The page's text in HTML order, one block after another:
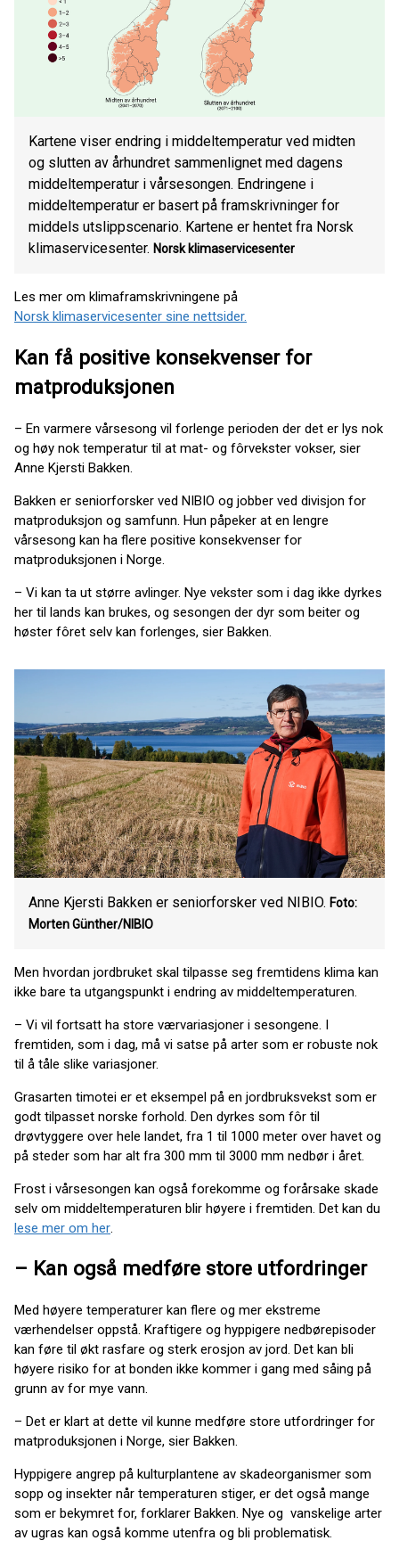
Kartene viser endring i middeltemperatur ved midten
og slutten av århundret sammenlignet med dagens
middeltemperatur i vårsesongen. Endringene i
middeltemperatur er basert på framskrivninger for
middels utslippscenario. Kartene er hentet fra Norsk
klimaservicesenter. Norsk klimaservicesenter
Les mer om klimaframskrivningene på
Norsk klimaservicesenter sine nettsider.
Kan få positive konsekvenser for
matproduksjonen
– En varmere vårsesong vil forlenge perioden der det er lys nok
og høy nok temperatur til at mat- og fôrvekster vokser, sier
Anne Kjersti Bakken.
Bakken er seniorforsker ved NIBIO og jobber ved divisjon for
matproduksjon og samfunn. Hun påpeker at en lengre
vårsesong kan ha flere positive konsekvenser for
matproduksjonen i Norge.
– Vi kan ta ut større avlinger. Nye vekster som i dag ikke dyrkes
her til lands kan brukes, og sesongen der dyr som beiter og
høster fôret selv kan forlenges, sier Bakken.
Anne Kjersti Bakken er seniorforsker ved NIBIO. Foto:
Morten Günther/NIBIO
Men hvordan jordbruket skal tilpasse seg fremtidens klima kan
ikke bare ta utgangspunkt i endring av middeltemperaturen.
– Vi vil fortsatt ha store værvariasjoner i sesongene. I
fremtiden, som i dag, må vi satse på arter som er robuste nok
til å tåle slike variasjoner.
Grasarten timotei er et eksempel på en jordbruksvekst som er
godt tilpasset norske forhold. Den dyrkes som fôr til
drøvtyggere over hele landet, fra 1 til 1000 meter over havet og
på steder som har alt fra 300 mm til 3000 mm nedbør i året.
Frost i vårsesongen kan også forekomme og forårsake skade
selv om middeltemperaturen blir høyere i fremtiden. Det kan du
lese mer om her.
– Kan også medføre store utfordringer
Med høyere temperaturer kan flere og mer ekstreme
værhendelser oppstå. Kraftigere og hyppigere nedbørepisoder
kan føre til økt rasfare og sterk erosjon av jord. Det kan bli
høyere risiko for at bonden ikke kommer i gang med såing på
grunn av for mye vann.
– Det er klart at dette vil kunne medføre store utfordringer for
matproduksjonen i Norge, sier Bakken.
Hyppigere angrep på kulturplantene av skadeorganismer som
sopp og insekter når temperaturen stiger, er det også mange
som er bekymret for, forklarer Bakken. Nye og vanskelige arter
av ugras kan også komme utenfra og bli problematisk.